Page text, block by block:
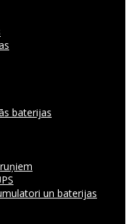
baterijas
un baterijas